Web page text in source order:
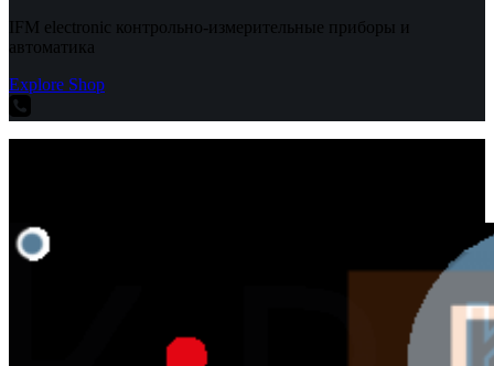
IFM electronic контрольно-измерительные приборы и
автоматика
Explore Shop